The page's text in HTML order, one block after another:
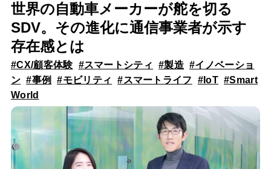
世界の自動車メーカーが舵を切る
SDV。その進化に通信事業者が示す
存在感とは
#CX/顧客体験 #スマートシティ #製造 #イノベーショ
ン #事例 #モビリティ #スマートライフ #IoT #Smart
World